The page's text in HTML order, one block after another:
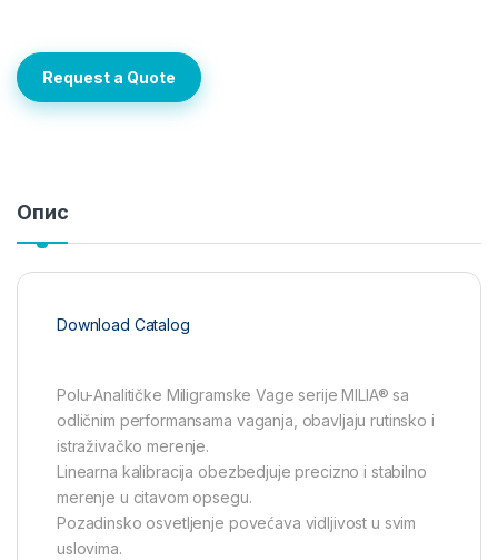
Request a Quote
Опис
Download Catalog
Polu-Analitičke Miligramske Vage serije MILIA® sa
odličnim performansama vaganja, obavljaju rutinsko i
istraživačko merenje.
Linearna kalibracija obezbedjuje precizno i stabilno
merenje u citavom opsegu.
Pozadinsko osvetljenje povećava vidljivost u svim
uslovima.